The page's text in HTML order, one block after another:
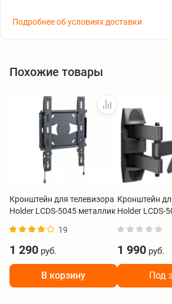
Подробнее об условиях доставки
Похожие товары
Кронштейн для телевизора
Holder LCDS-5045 металлик
19
1 290 руб.
В корзину
Кронштейн
Holder LCDS-
1 990 руб.
Под